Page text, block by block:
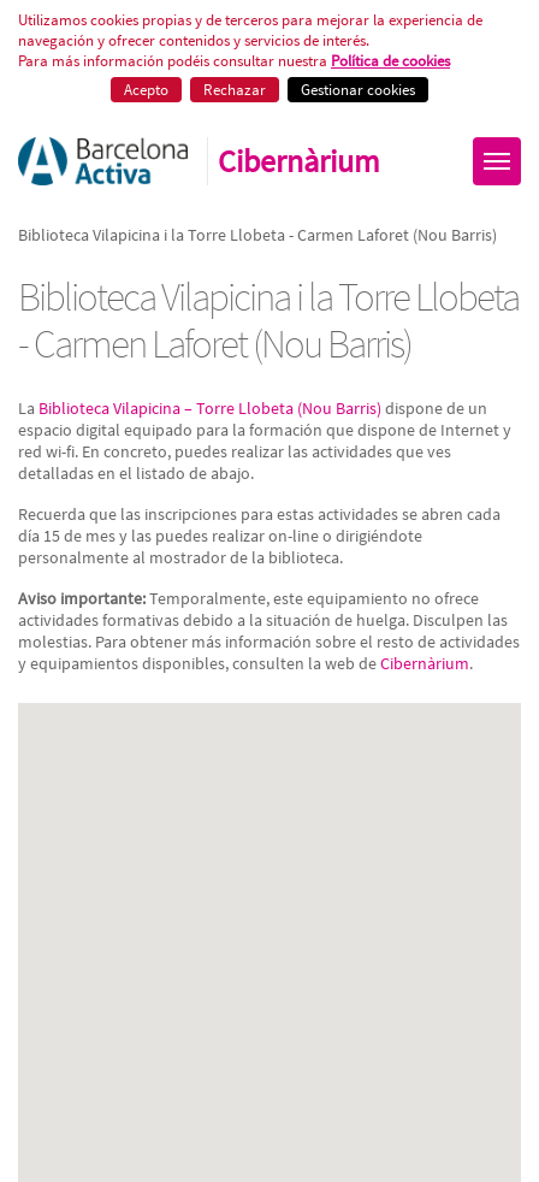
Biblioteca Vilapicina i la Torre
Utilizamos cookies propias y de terceros para mejorar la experiencia de
navegación y ofrecer contenidos y servicios de interés.
Para más información podéis consultar nuestra Política de cookies
Acepto
Rechazar Gestionar cookies
Cibernàrium
Biblioteca Vilapicina i la Torre Llobeta - Carmen Laforet (Nou Barris)
Biblioteca Vilapicina i la Torre Llobeta
- Carmen Laforet (Nou Barris)
La Biblioteca Vilapicina – Torre Llobeta (Nou Barris) dispone de un
espacio digital equipado para la formación que dispone de Internet y
red wi-fi. En concreto, puedes realizar las actividades que ves
detalladas en el listado de abajo.
Recuerda que las inscripciones para estas actividades se abren cada
día 15 de mes y las puedes realizar on-line o dirigiéndote
personalmente al mostrador de la biblioteca.
Aviso importante:Temporalmente, este equipamiento no ofrece
actividades formativas debido a la situación de huelga. Disculpen las
molestias. Para obtener más información sobre el resto de actividades
y equipamientos disponibles, consulten la web deCibernàrium.